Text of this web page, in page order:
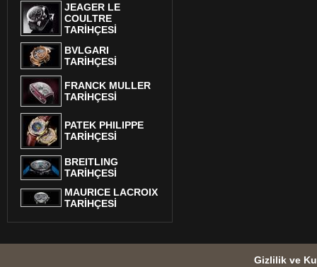
JEAGER LE
COULTRE
TARİHÇESİ
BVLGARI
TARİHÇESİ
FRANCK MULLER
TARİHÇESİ
PATEK PHILIPPE
TARİHÇESİ
BREITLING
TARİHÇESİ
MAURICE LACROIX
TARİHÇESİ
Gizlilik ve